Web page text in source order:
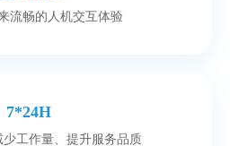
流畅的人机交互体验
7*24H
少工作量、提升服务品质